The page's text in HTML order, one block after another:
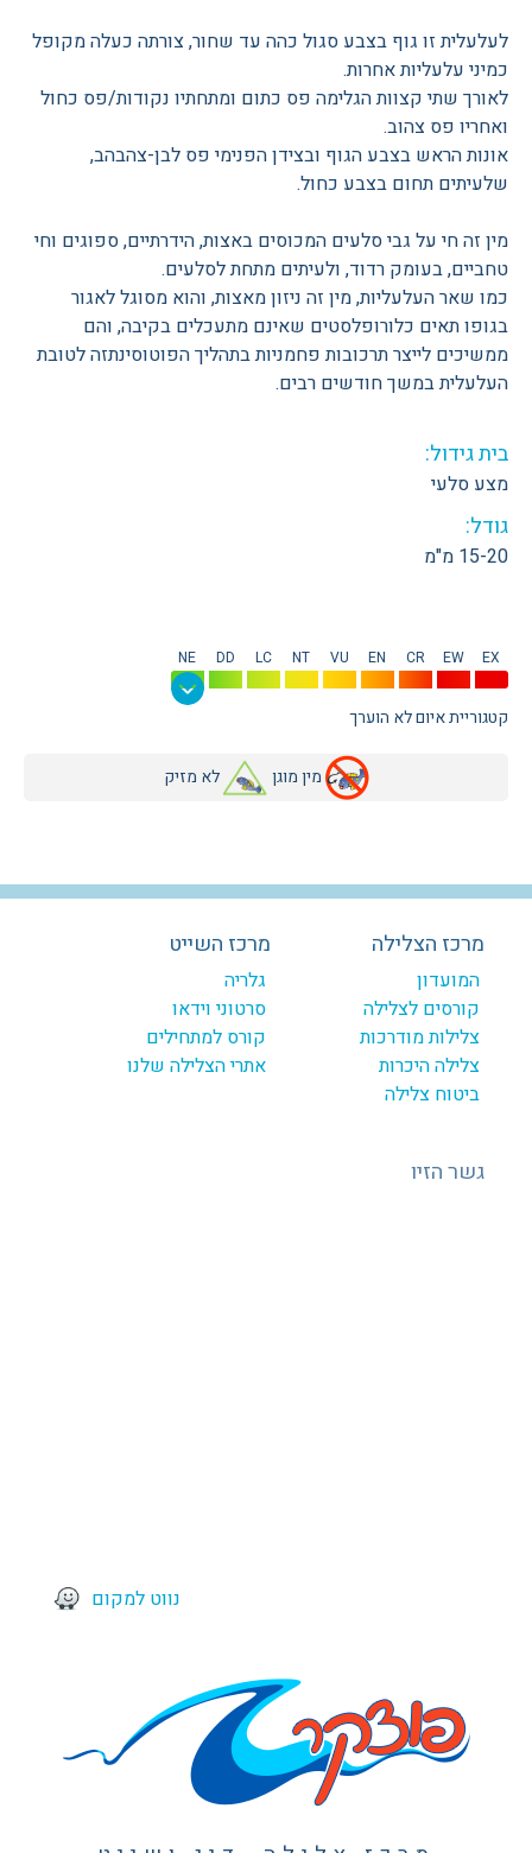
לעלעלית זו גוף בצבע סגול כהה עד שחור, צורתה כעלה מקופל
כמיני עלעליות אחרות.
לאורך שתי קצוות הגלימה פס כתום ומתחתיו נקודות/פס כחול
ואחריו פס צהוב.
אונות הראש בצבע הגוף ובצידן הפנימי פס לבן-צהבהב,
שלעיתים תחום בצבע כחול.
מין זה חי על גבי סלעים המכוסים באצות, הידרתיים, ספוגים וחי
טחביים, בעומק רדוד, ולעיתים מתחת לסלעים.
כמו שאר העלעליות, מין זה ניזון מאצות, והוא מסוגל לאגור
בגופו תאים כלורופלסטים שאינם מתעכלים בקיבה, והם
ממשיכים לייצר תרכובות פחמניות בתהליך הפוטוסינתזה לטובת
העלעלית במשך חודשים רבים.
בית גידול:
מצע סלעי
גודל:
15-20 מ"מ
EX
EW
CR
EN
VU
NT
LC
DD
NE
קטגוריית איום לא הוערך
מין מוגן לא מזיק
מרכז הצלילה
המועדון
קורסים לצלילה
צלילות מודרכות
צלילה היכרות
ביטוח צלילה
מרכז השייט
גלריה
סרטוני וידאו
קורס למתחילים
אתרי הצלילה שלנו
גשר הזיו
נווט למקום